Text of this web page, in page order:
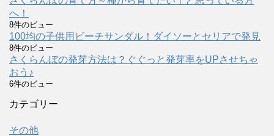
へ！
8件のビュー
100均の子供用ビーチサンダル！ダイソーとセリアで発見
8件のビュー
さくらんぼの発芽方法は？ぐぐっと発芽率をUPさせちゃ
おう♪
6件のビュー
カテゴリー
その他